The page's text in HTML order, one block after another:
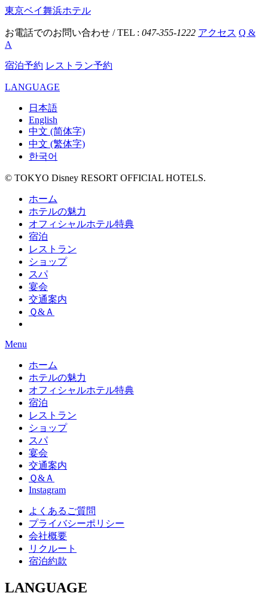
東京ベイ舞浜ホテル
お電話でのお問い合わせ / TEL : 047-355-1222 アクセス Q &
A
宿泊予約 レストラン予約
LANGUAGE
日本語
English
中文 (简体字)
中文 (繁体字)
한국어
© TOKYO Disney RESORT OFFICIAL HOTELS.
ホーム
ホテルの魅力
オフィシャルホテル特典
宿泊
レストラン
ショップ
スパ
宴会
交通案内
Ｑ&Ａ
Menu
ホーム
ホテルの魅力
オフィシャルホテル特典
宿泊
レストラン
ショップ
スパ
宴会
交通案内
Ｑ&Ａ
Instagram
よくあるご質問
プライバシーポリシー
会社概要
リクルート
宿泊約款
LANGUAGE